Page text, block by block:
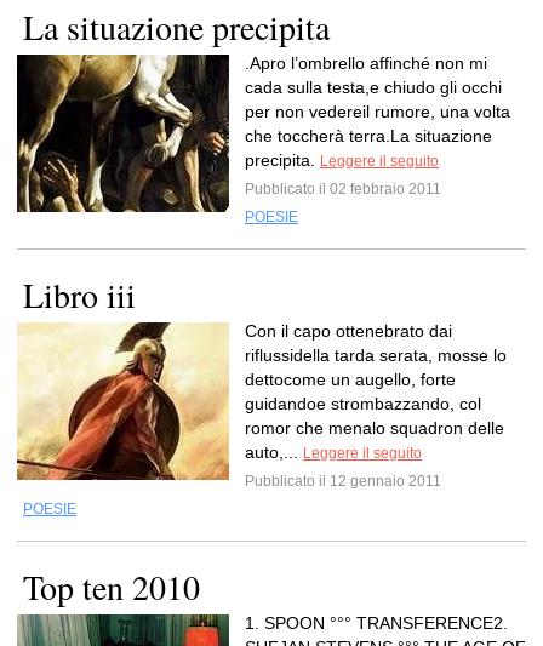
La situazione precipita
.Apro l’ombrello affinché non mi
cada sulla testa,e chiudo gli occhi
per non vedereil rumore, una volta
che toccherà terra.La situazione
precipita.
Leggere il seguito
Pubblicato il 02 febbraio 2011
POESIE
Libro iii
Con il capo ottenebrato dai
riflussidella tarda serata, mosse lo
dettocome un augello, forte
guidandoe strombazzando, col
romor che menalo squadron delle
auto,...
Leggere il seguito
Pubblicato il 12 gennaio 2011
POESIE
Top ten 2010
1. SPOON °°° TRANSFERENCE2.